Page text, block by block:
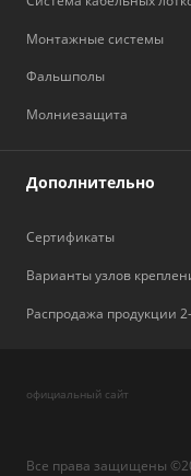
Монтажные системы
Фальшполы
Молниезащита
Дополнительно
Сертификаты
Варианты узлов
Распродажа продукции
официальный сайт
Все права защищены